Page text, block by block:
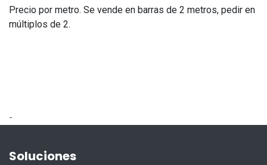
Precio por metro. Se vende en barras de 2 metros, pedir en
múltiplos de 2.
-
Soluciones